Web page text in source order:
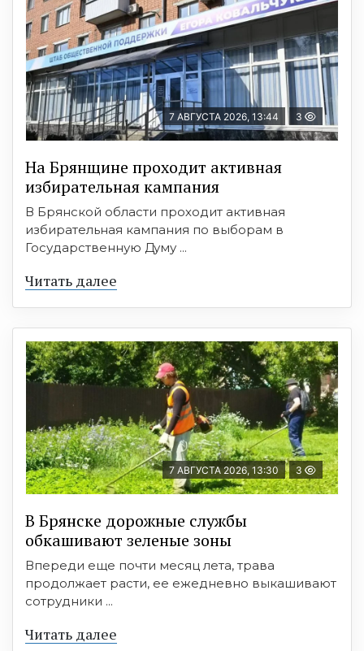
7 АВГУСТА 2026, 13:44 3
На Брянщине проходит активная
избирательная кампания
В Брянской области проходит активная
избирательная кампания по выборам в
Государственную Думу ...
Читать далее
7 АВГУСТА 2026, 13:30 3
В Брянске дорожные службы
обкашивают зеленые зоны
Впереди еще почти месяц лета, трава
продолжает расти, ее ежедневно выкашивают
сотрудники ...
Читать далее